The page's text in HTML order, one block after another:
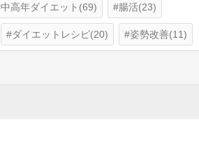
中高年ダイエット(69) 腸活(23)
ダイエットレシピ(20) 姿勢改善(11)